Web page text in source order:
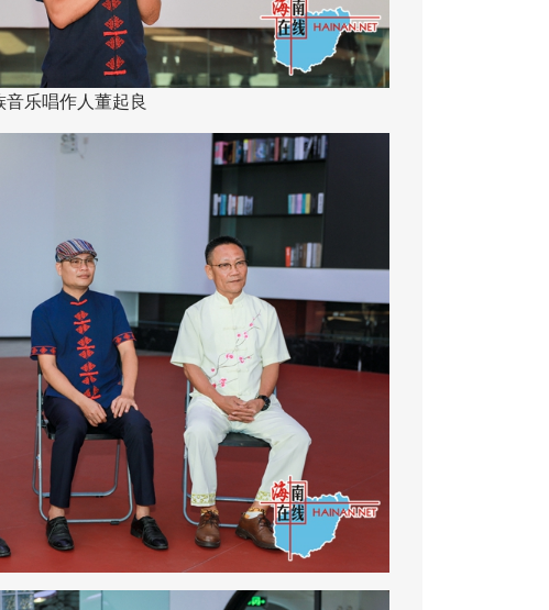
音乐唱作人董起良